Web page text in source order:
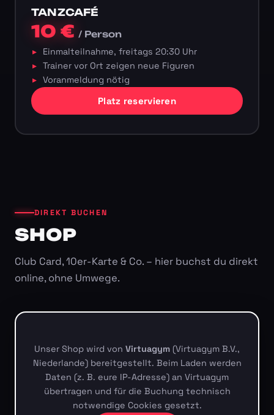
TANZCAFÉ
10 €/ Person
Einmalteilnahme, freitags 20:30 Uhr
Trainer vor Ort zeigen neue Figuren
Voranmeldung nötig
Platz reservieren
DIREKT BUCHEN
SHOP
Club Card, 10er-Karte & Co. – hier buchst du direkt
online, ohne Umwege.
Unser Shop wird von Virtuagym (Virtuagym B.V.,
Niederlande) bereitgestellt. Beim Laden werden
Daten (z. B. eure IP-Adresse) an Virtuagym
übertragen und für die Buchung technisch
notwendige Cookies gesetzt.